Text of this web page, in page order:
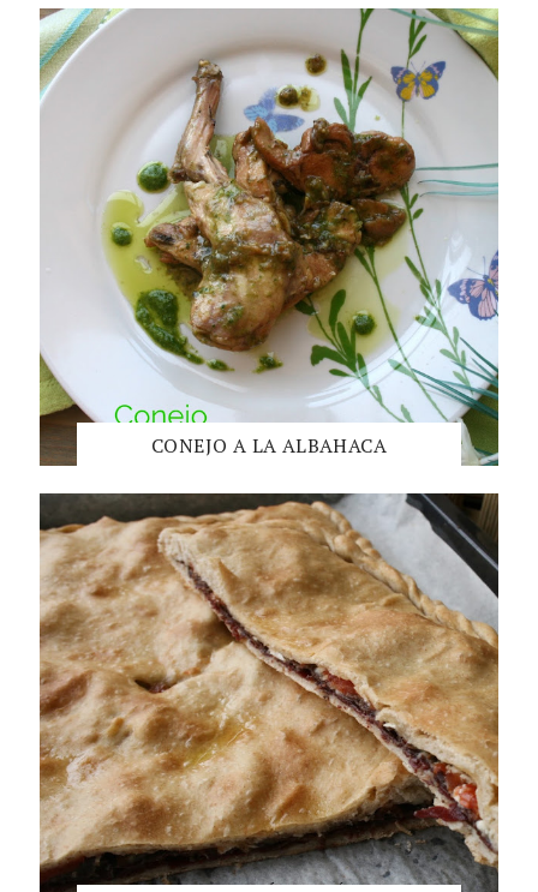
CONEJO A LA ALBAHACA